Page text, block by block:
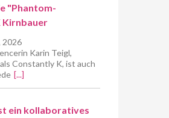
"Phantom-
Kirnbauer
2026
Karin Teigl,
Constantly K, ist auch
[...]
ein kollaboratives